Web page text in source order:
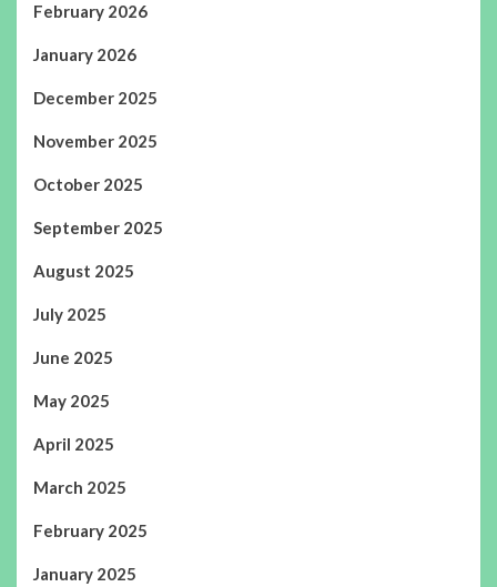
February 2026
January 2026
December 2025
November 2025
October 2025
September 2025
August 2025
July 2025
June 2025
May 2025
April 2025
March 2025
February 2025
January 2025